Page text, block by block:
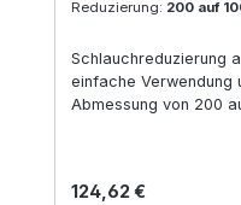
Reduzierung: 200 auf
Schlauchreduzierung
einfache Verwendung
Abmessung von 200
Regulärer Preis:
124,62 €